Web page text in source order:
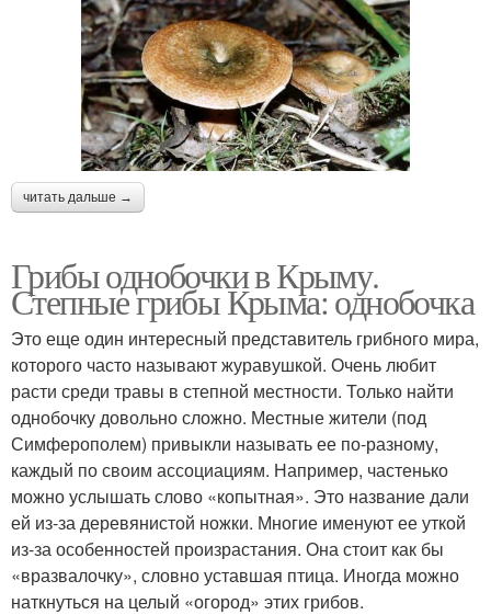
читать дальше →
Грибы однобочки в Крыму.
Степные грибы Крыма: однобочка
Это еще один интересный представитель грибного мира,
которого часто называют журавушкой. Очень любит
расти среди травы в степной местности. Только найти
однобочку довольно сложно. Местные жители (под
Симферополем) привыкли называть ее по-разному,
каждый по своим ассоциациям. Например, частенько
можно услышать слово «копытная». Это название дали
ей из-за деревянистой ножки. Многие именуют ее уткой
из-за особенностей произрастания. Она стоит как бы
«вразвалочку», словно уставшая птица. Иногда можно
наткнуться на целый «огород» этих грибов.